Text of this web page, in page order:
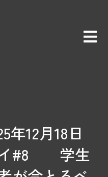
メイ
年12月18日
イ#8 学生